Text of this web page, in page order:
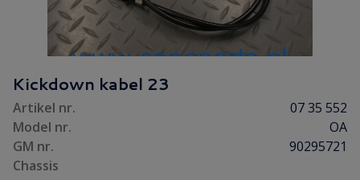
Kickdown kabel 23
Artikel nr.
07 35 552
Model nr.
OA
GM nr.
90295721
Chassis